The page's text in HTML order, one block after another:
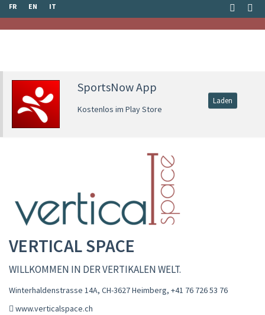
FR EN IT
SportsNow App
Kostenlos im Play Store
Laden
VERTICAL SPACE
WILLKOMMEN IN DER VERTIKALEN WELT.
Winterhaldenstrasse 14A, CH-3627 Heimberg, +41 76 726 53 76
www.verticalspace.ch